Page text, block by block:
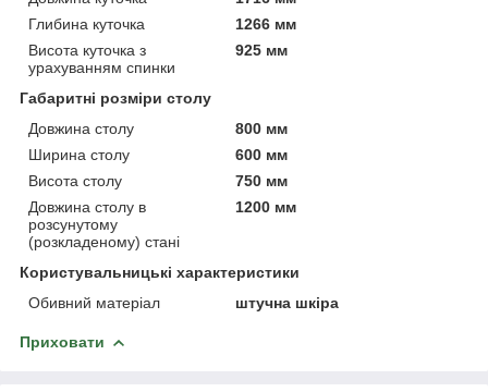
Глибина куточка
1266 мм
Висота куточка з
урахуванням спинки
925 мм
Габаритні розміри столу
Довжина столу
800 мм
Ширина столу
600 мм
Висота столу
750 мм
Довжина столу в
розсунутому
(розкладеному) стані
1200 мм
Користувальницькі характеристики
Обивний матеріал
штучна шкіра
Приховати